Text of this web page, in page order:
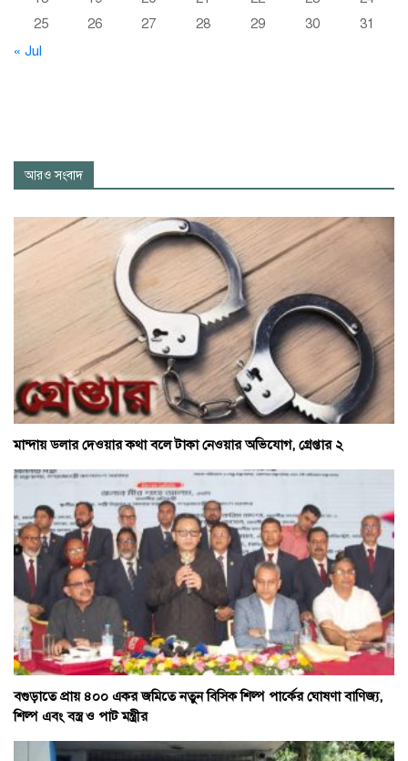
25
26 27 28 29 30
31
« Jul
আরও সংবাদ
মান্দায় ডলার দেওয়ার কথা বলে টাকা নেওয়ার অভিযোগ, গ্রেপ্তার ২
বগুড়াতে প্রায় ৪০০ একর জমিতে নতুন বিসিক শিল্প পার্কের ঘোষণা বাণিজ্য,
শিল্প এবং বস্ত্র ও পাট মন্ত্রীর